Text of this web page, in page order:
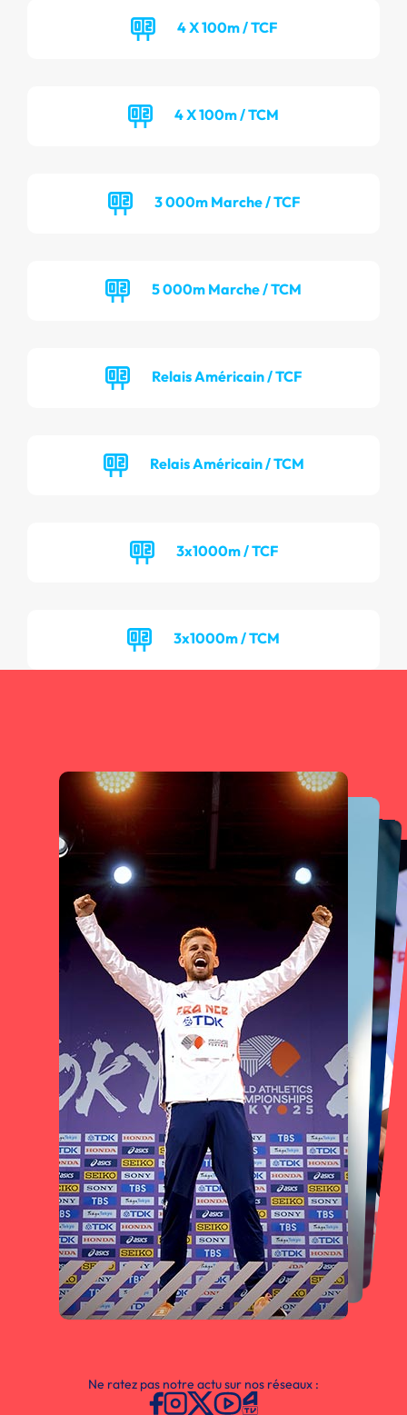
4 X 100m / TCF
4 X 100m / TCM
3 000m Marche / TCF
5 000m Marche / TCM
Relais Américain / TCF
Relais Américain / TCM
3x1000m / TCF
3x1000m / TCM
Ne ratez pas notre actu sur nos réseaux :